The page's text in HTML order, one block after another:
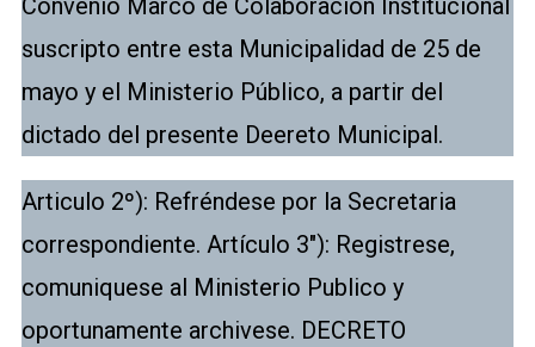
Convenio Marco de Colaboración Institucional
suscripto entre esta Municipalidad de 25 de
mayo y el Ministerio Público, a partir del
dictado del presente Deereto Municipal.
Articulo 2º): Refréndese por la Secretaria
correspondiente. Artículo 3″): Registrese,
comuniquese al Ministerio Publico y
oportunamente archivese. DECRETO